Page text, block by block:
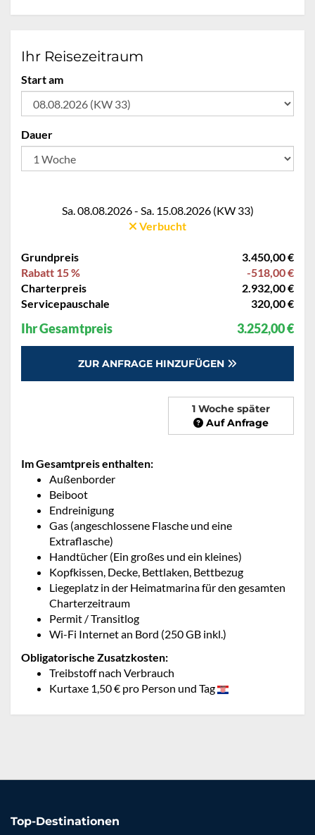
Ihr Reisezeitraum
Start am
Dauer
Sa. 08.08.2026 - Sa. 15.08.2026 (KW 33)
Verbucht
Grundpreis
3.450,00 €
Rabatt 15 %
-518,00 €
Charterpreis
2.932,00 €
Servicepauschale
320,00 €
Ihr Gesamtpreis 3.252,00 €
ZUR ANFRAGE HINZUFÜGEN
1 Woche später
Auf Anfrage
Im Gesamtpreis enthalten:
Außenborder
Beiboot
Endreinigung
Gas (angeschlossene Flasche und eine
Extraflasche)
Handtücher (Ein großes und ein kleines)
Kopfkissen, Decke, Bettlaken, Bettbezug
Liegeplatz in der Heimatmarina für den gesamten
Charterzeitraum
Permit / Transitlog
Wi-Fi Internet an Bord (250 GB inkl.)
Obligatorische Zusatzkosten:
Treibstoff nach Verbrauch
Kurtaxe 1,50 € pro Person und Tag
Top-Destinationen